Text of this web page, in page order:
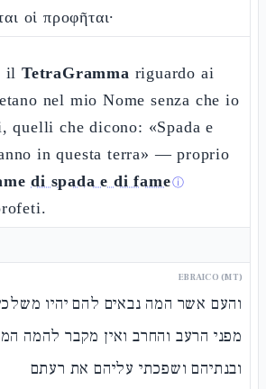
οἱ προφῆται·
il TetraGramma riguardo ai
nel mio Nome senza che io
quelli che dicono: «Spada e
in questa terra» — proprio
di spada e di fameⓘ
EBRAICO (MT)
והעם אשר המה נבאים להם יהיו
מפני הרעב והחרב ואין מקבר להמה
ובנתיהם ושפכתי עליהם את רעתם